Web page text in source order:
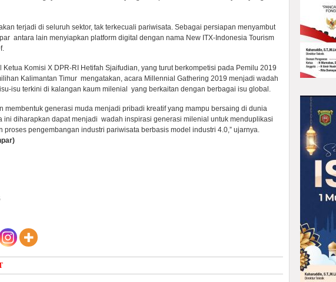
terjadi di seluruh sektor, tak terkecuali pariwisata. Sebagai persiapan menyambut
antara lain menyiapkan platform digital dengan nama New ITX-Indonesia Tourism
Ketua Komisi X DPR-RI Hetifah Sjaifudian, yang turut berkompetisi pada Pemilu 2019
Kalimantan Timur mengatakan, acara Millennial Gathering 2019 menjadi wadah
isu terkini di kalangan kaum milenial yang berkaitan dengan berbagai isu global.
membentuk generasi muda menjadi pribadi kreatif yang mampu bersaing di dunia
ini diharapkan dapat menjadi wadah inspirasi generasi milenial untuk menduplikasi
proses pengembangan industri pariwisata berbasis model industri 4.0,” ujarnya.